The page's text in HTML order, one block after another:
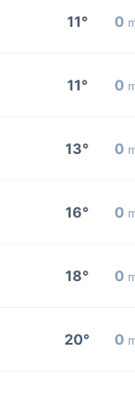
11° 0
11° 0
13° 0
16° 0
18° 0
20° 0